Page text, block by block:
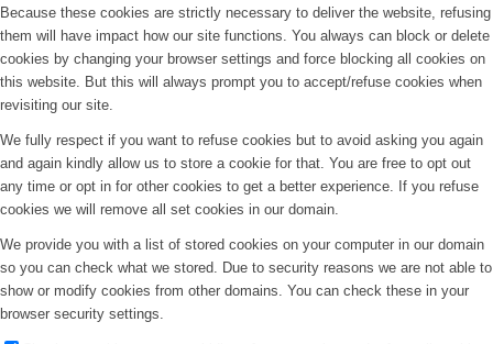
Because these cookies are strictly necessary to deliver the website, refusing
them will have impact how our site functions. You always can block or delete
cookies by changing your browser settings and force blocking all cookies on
this website. But this will always prompt you to accept/refuse cookies when
revisiting our site.
We fully respect if you want to refuse cookies but to avoid asking you again
and again kindly allow us to store a cookie for that. You are free to opt out
any time or opt in for other cookies to get a better experience. If you refuse
cookies we will remove all set cookies in our domain.
We provide you with a list of stored cookies on your computer in our domain
so you can check what we stored. Due to security reasons we are not able to
show or modify cookies from other domains. You can check these in your
browser security settings.